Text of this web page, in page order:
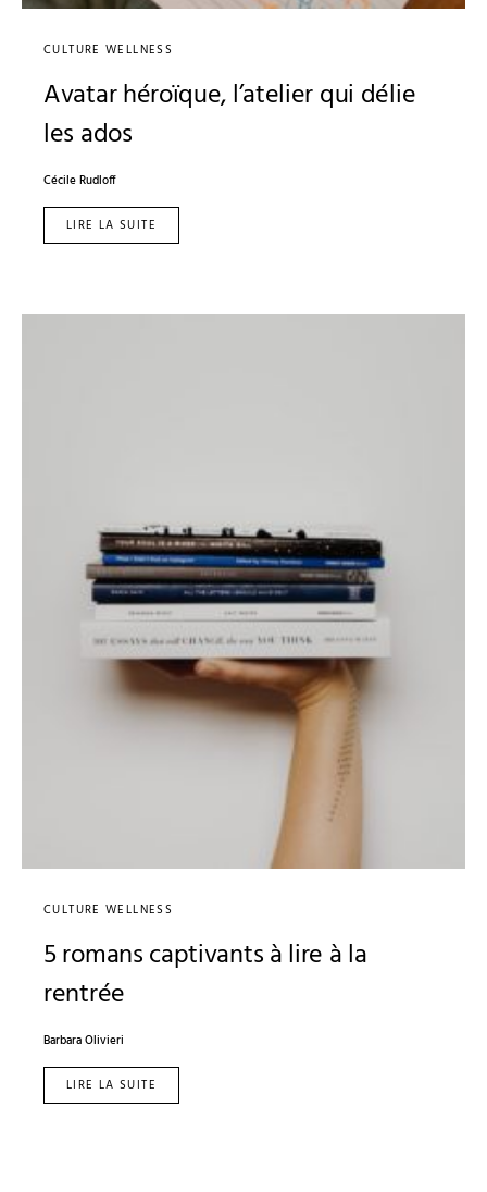
CULTURE WELLNESS
Avatar héroïque, l’atelier qui délie
les ados
Cécile Rudloff
LIRE LA SUITE
CULTURE WELLNESS
5 romans captivants à lire à la
rentrée
Barbara Olivieri
LIRE LA SUITE